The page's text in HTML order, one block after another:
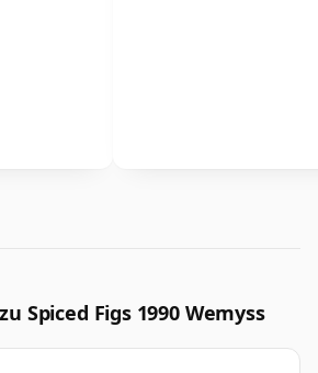
Spiced Figs 1990 Wemyss